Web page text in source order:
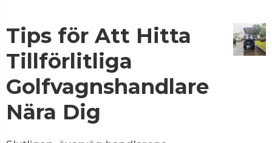
Tips för Att Hitta
Tillförlitliga
Golfvagnshandlare
Nära Dig